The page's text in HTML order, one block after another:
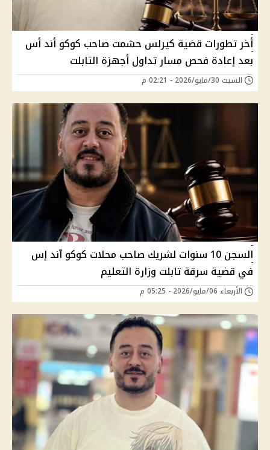
أخر تطورات قضية كيرلس حشمت صاحب كوكو أند أس
بعد إعادة فحص مسار تداول أجهزة التابلت
السبت 30/مايو/2026 - 02:21 م
السجن 10 سنوات لشريك صاحب محلات كوكو آند إس
في قضية سرقة تابلت وزارة التعليم
الأربعاء 06/مايو/2026 - 05:25 م